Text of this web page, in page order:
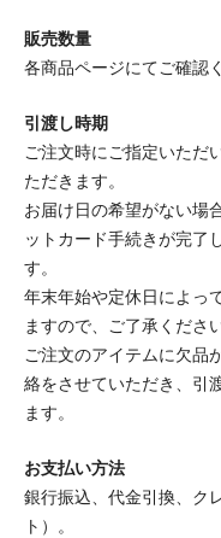
販売数量
各商品ページにてご確認
引渡し時期
ご注文時にご指定いただ
ただきます。
お届け日の希望がない場
ットカード手続きが完了
す。
年末年始や定休日によっ
ますので、ご了承ください
ご注文のアイテムに欠品
絡をさせていただき、引
ます。
お支払い方法
銀行振込、代金引換、ク
ト）。